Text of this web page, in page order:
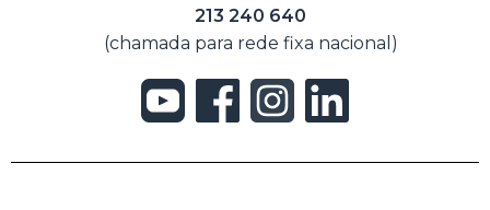
213 240 640
(chamada para rede fixa nacional)